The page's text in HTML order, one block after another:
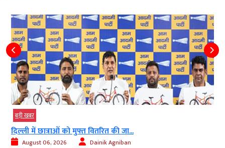
एटीएफ में इथेनॉल मिलाने की कोई योजना नहीं...
August 06, 2026 Dainik Agniban